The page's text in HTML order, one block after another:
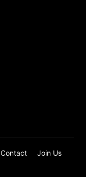
Contact Join Us